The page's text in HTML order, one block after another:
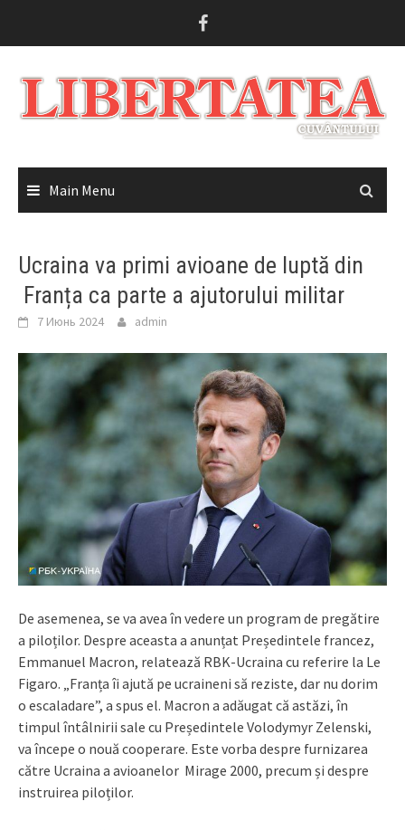
Main Menu
Ucraina va primi avioane de luptă din
Franța ca parte a ajutorului militar
7 Июнь 2024 admin
De asemenea, se va avea în vedere un program de pregătire
a piloților. Despre aceasta a anunțat Președintele francez,
Emmanuel Macron, relatează RBK-Ucraina cu referire la Le
Figaro. „Franța îi ajută pe ucraineni să reziste, dar nu dorim
o escaladare”, a spus el. Macron a adăugat că astăzi, în
timpul întâlnirii sale cu Președintele Volodymyr Zelenski,
va începe o nouă cooperare. Este vorba despre furnizarea
către Ucraina a avioanelor Mirage 2000, precum și despre
instruirea piloților.